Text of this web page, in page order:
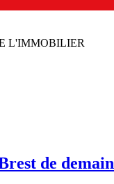
L'IMMOBILIER
de demain